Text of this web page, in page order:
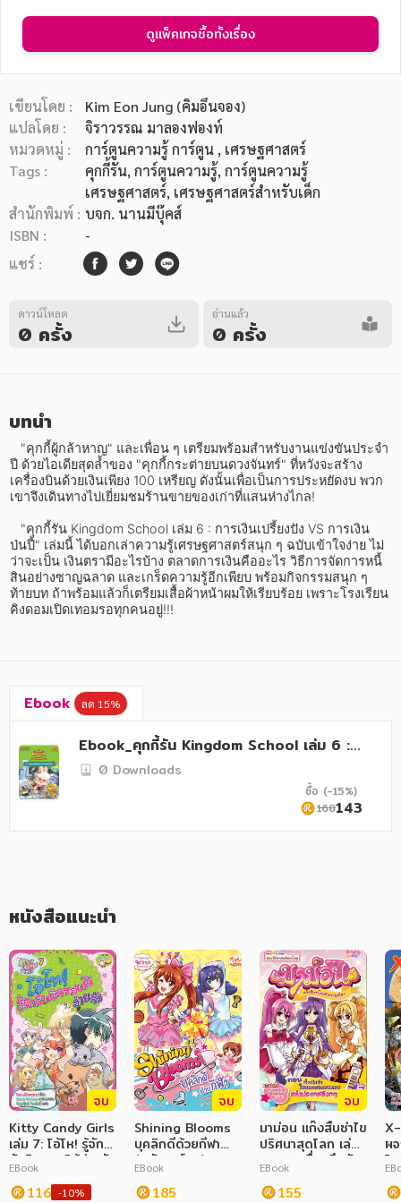
หมวดหมู่หนังสือ
หมวดหมู่ยอดนิยม
หนังสือออกใหม่ หนังสือยอดนิยม
หนังสือเสียง
ศิลปะ บันเทิง กีฬา ท่องเที่ยว
สังคม วัฒนธรรม การปกครอง ศาสนาและปรัชญา
กฎหมาย สัญญา ภาษี
การเงิน การลงทุน บริหาร
นิตยสาร หนังสือพิมพ์
วรรณกรรม
การเรียน การศึกษา
เทคโนโลยี การสื่อสาร วิทยาศาสตร์
การพัฒนาตนเอง
การ์ตูนความรู้ การ์ตูน
การ์ตูนมังงะ (Manga)
ดูแพ็คเกจซื้อทั้งเรื่อง
เขียนโดย :
Kim Eon Jung (คิมอึนจอง)
แปลโดย :
จิราวรรณ มาลองฟองท์
หมวดหมู่ :
การ์ตูนความรู้ การ์ตูน , เศรษฐศาสตร์
Tags :
คุกกี้รัน, การ์ตูนความรู้, การ์ตูนความรู้
เศรษฐศาสตร์, เศรษฐศาสตร์สำหรับเด็ก
สำนักพิมพ์ : บจก. นานมีบุ๊คส์
ISBN :
-
แชร์ :
ดาวน์โหลด
0 ครั้ง
อ่านแล้ว
0 ครั้ง
บทนำ
ปี ด้วยไอเดียสุดล้ำของ "คุกกี้กระต่ายบนดวงจันทร์" ที่หวังจะสร้าง
เครื่องบินด้วยเงินเพียง 100 เหรียญ ดังนั้นเพื่อเป็นการประหยัดงบ พวก
เขาจึงเดินทางไปเยี่ยมชมร้านขายของเก่าที่แสนห่างไกล!
"คุกกี้รัน Kingdom School เล่ม 6 : การเงินเปรี้ยงปัง VS การเงิน
ป่นปี้" เล่มนี้ ได้บอกเล่าความรู้เศรษฐศาสตร์สนุก ๆ ฉบับเข้าใจง่าย ไม่
ว่าจะเป็น เงินตรามีอะไรบ้าง ตลาดการเงินคืออะไร วิธีการจัดการหนี้
สินอย่างซาญฉลาด และเกร็ดความรู้อีกเพียบ พร้อมกิจกรรมสนุก ๆ
ท้ายบท ถ้าพร้อมแล้วก็เตรียมเสื้อผ้าหน้าผมให้เรียบร้อย เพราะโรงเรียน
คิงดอมเปิดเทอมรอทุกคนอยู่!!!
Ebook ลด 15%
Ebook_คุกกี้รัน Kingdom School เล่ม 6 :
การเงินเปรี้ยงปัง VS การเงินป่นปี้ (ฉบับการ์ตู
0 Downloads
ซื้อ (-15%)
168143
หนังสือแนะนำ
จบ
Kitty Candy Girls
เล่ม 7: โอ้โห! รู้จัก
รับผิดชอบได้ง่ายจัง
EBook
116 -10%
จบ
Shining Blooms
บุคลิกดีด้วยกีฬา
(ฉบับการ์ตูน)
EBook
185
จบ
มาม่อน แก๊งสืบซ่าไข
ปริศนาสุดโลก เล่ม
5 ตอน เรื่องลึกลับ
ในหอคอยลอนดอน
แห่งประเทศอังกฤษ
EBook
155
ผ
โ
ภั
เ